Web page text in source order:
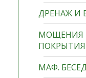
ДРЕНАЖ И
МОЩЕНИЯ
ПОКРЫТИЯ
МАФ.